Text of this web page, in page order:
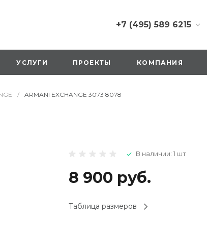
+7 (495) 589 6215
+7 (495) 589 6215
г. Москва, Русаковская
ул., д.1, вход с улицы со
стороны ТТК
1 мая: выходной
г. Москва,
оранжевая вывеска
напротив «Перекрестка»
на 1 этаже
1 мая: 10:00-19:00
УСЛУГИ ПРОЕКТЫ КОМПАНИЯ
/ ARMANI EXCHANGE 3073 8078
В наличии: 1 шт
8 900 руб.
Таблица размеров